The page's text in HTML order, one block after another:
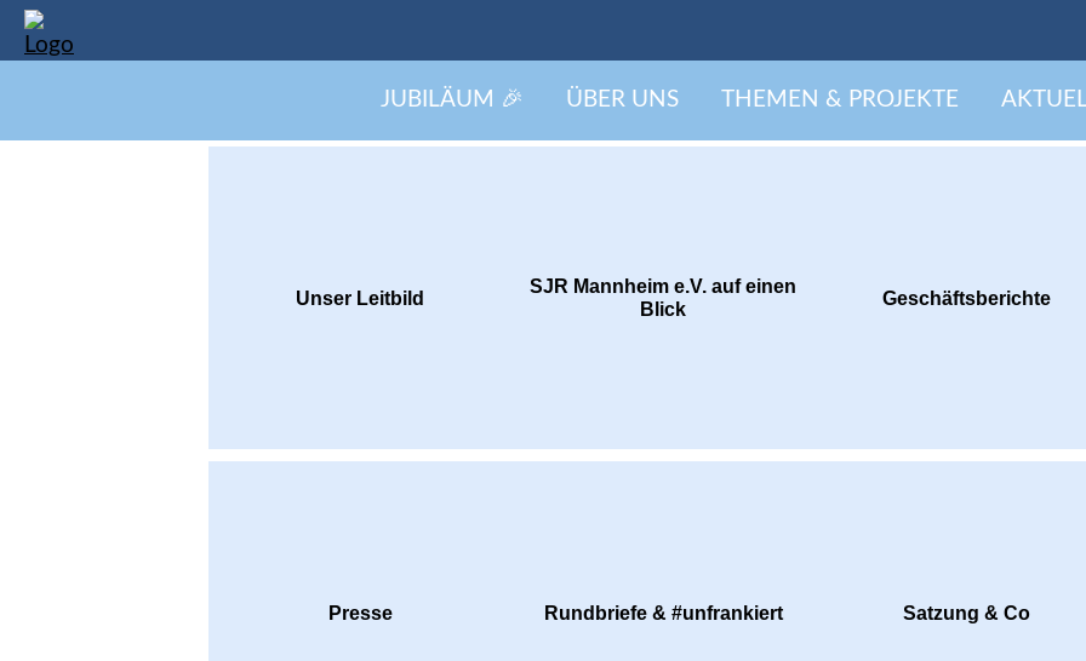
JUBILÄUM 🎉 ÜBER UNS THEMEN & PROJEKTE
Presse & Downloads
Unser Leitbild
SJR Mannheim e.V. auf einen
Blick
Geschäfts­berichte
Presse Rundbriefe & #unfrankiert Satzung & Co